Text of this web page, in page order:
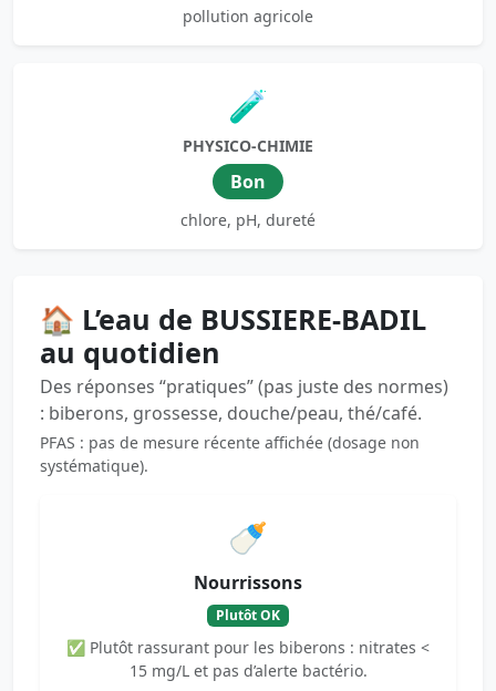
pollution agricole
🧪
PHYSICO-CHIMIE
Bon
chlore, pH, dureté
🏠 L’eau de BUSSIERE-BADIL
au quotidien
Des réponses “pratiques” (pas juste des normes)
: biberons, grossesse, douche/peau, thé/café.
PFAS : pas de mesure récente affichée (dosage non
systématique).
🍼
Nourrissons
Plutôt OK
✅ Plutôt rassurant pour les biberons : nitrates <
15 mg/L et pas d’alerte bactério.